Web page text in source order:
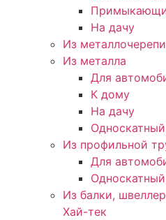
На дачу
Из
Из металла
Для
К дому
На дачу
Односкатный
Из профильной
Для
Из балки,
Хай-тек